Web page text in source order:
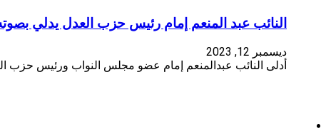
النائب عبد المنعم إمام رئيس حزب العدل يدلي بصوته في الانتخابات
ديسمبر 12, 2023
أدلى النائب عبدالمنعم إمام عضو مجلس النواب ورئيس حزب